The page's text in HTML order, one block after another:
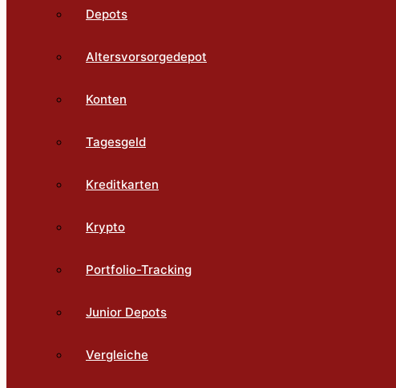
Depots
Altersvorsorgedepot
Konten
Tagesgeld
Kreditkarten
Krypto
Portfolio-Tracking
Junior Depots
Vergleiche